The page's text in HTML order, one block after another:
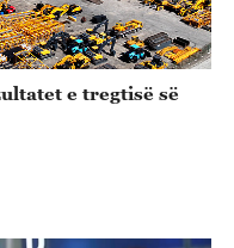
e tregtisë së